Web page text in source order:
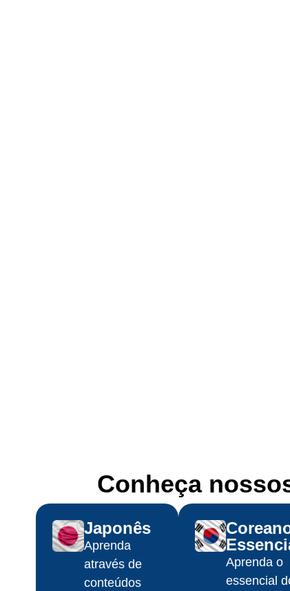
Conheça
Japonês​
Aprenda
através de
conteúdos
Aprenda o
essencial